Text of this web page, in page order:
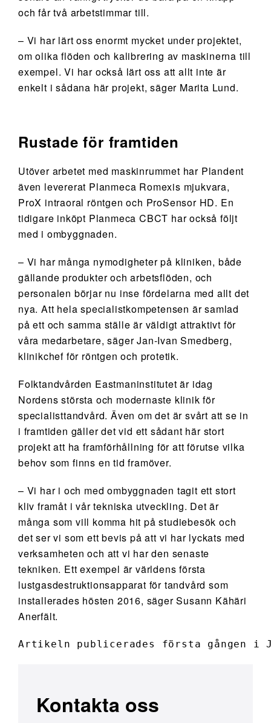
och får två arbetstimmar till.
– Vi har lärt oss enormt mycket under projektet,
om olika flöden och kalibrering av maskinerna till
exempel. Vi har också lärt oss att allt inte är
enkelt i sådana här projekt, säger Marita Lund.
Rustade för framtiden
Utöver arbetet med maskinrummet har Plandent
även levererat Planmeca Romexis mjukvara,
ProX intraoral röntgen och ProSensor HD. En
tidigare inköpt Planmeca CBCT har också följt
med i ombyggnaden.
– Vi har många nymodigheter på kliniken, både
gällande produkter och arbetsflöden, och
personalen börjar nu inse fördelarna med allt det
nya. Att hela specialistkompetensen är samlad
på ett och samma ställe är väldigt attraktivt för
våra medarbetare, säger Jan-Ivan Smedberg,
klinikchef för röntgen och protetik.
Folktandvården Eastmaninstitutet är idag
Nordens största och modernaste klinik för
specialisttandvård. Även om det är svårt att se in
i framtiden gäller det vid ett sådant här stort
projekt att ha framförhållning för att förutse vilka
behov som finns en tid framöver.
– Vi har i och med ombyggnaden tagit ett stort
kliv framåt i vår tekniska utveckling. Det är
många som vill komma hit på studiebesök och
det ser vi som ett bevis på att vi har lyckats med
verksamheten och att vi har den senaste
tekniken. Ett exempel är världens första
lustgasdestruktionsapparat för tandvård som
installerades hösten 2016, säger Susann Kähäri
Anerfält.
Artikeln publicerades första gången i
Kontakta oss